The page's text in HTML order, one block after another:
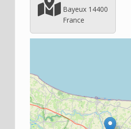
Bayeux 14400
France